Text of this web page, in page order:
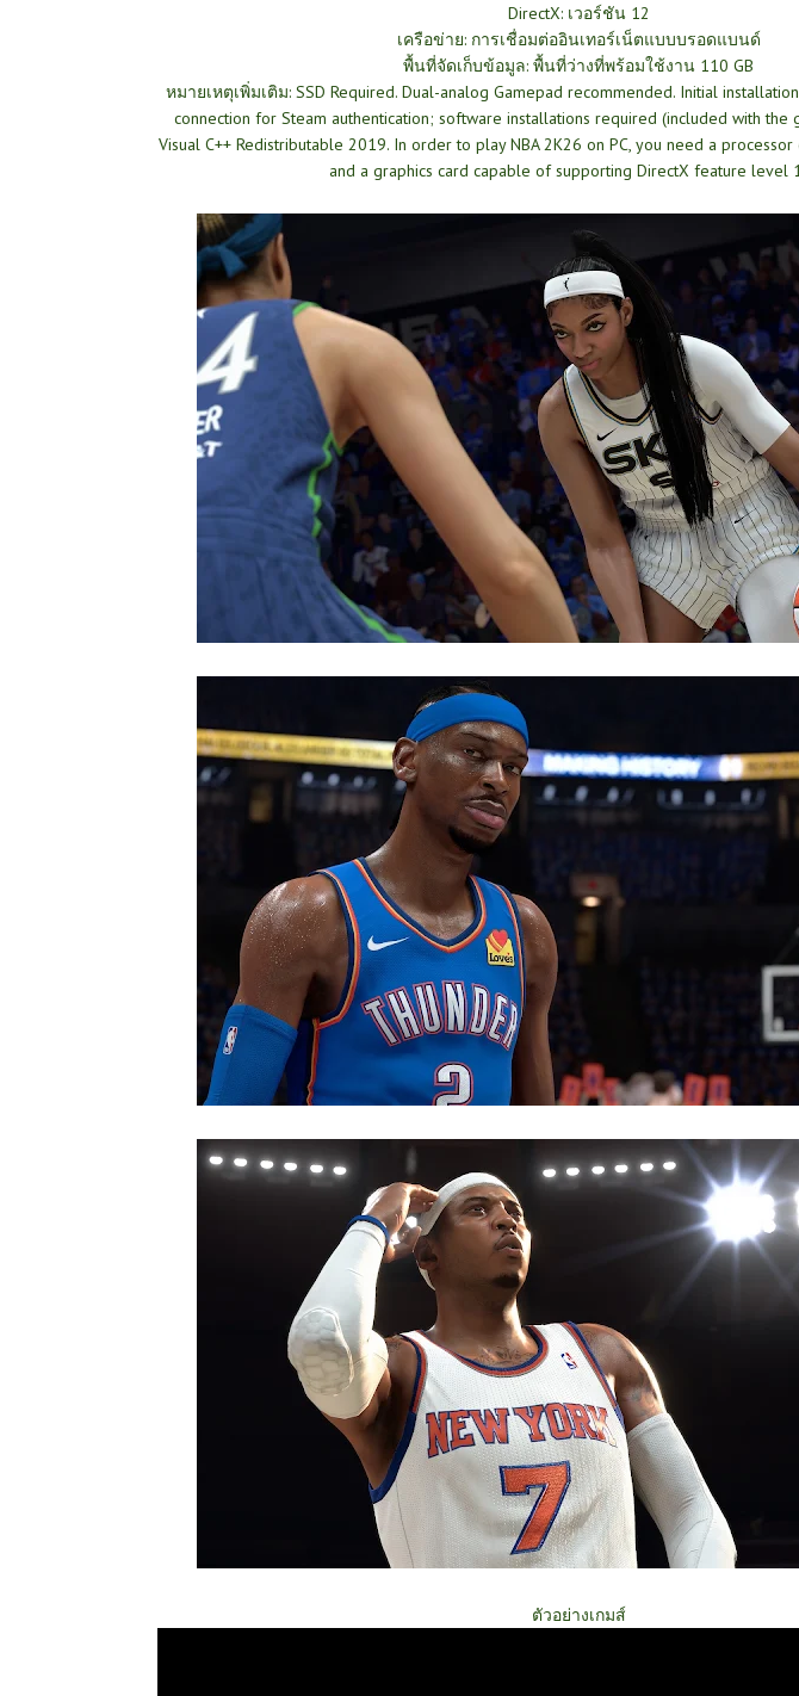
DirectX: เวอร์ชัน 12
เครือข่าย: การเชื่อมต่ออินเทอร์เน็ตแบบบรอดแบนด์
พื้นที่จัดเก็บข้อมูล: พื้นที่ว่างที่พร้อมใช้งาน 110 GB
หมายเหตุเพิ่มเติม: SSD Required. Dual-analog Gamepad recommended. Initial
connection for Steam authentication; software installations required (included with the
Visual C++ Redistributable 2019. In order to play NBA 2K26 on PC, you need a
and a graphics card capable of supporting DirectX feature level
ตัวอย่างเกมส์